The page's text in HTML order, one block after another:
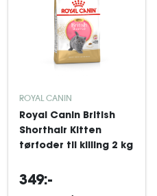
ROYAL CANIN
Royal Canin British
Shorthair Kitten
tørfoder til killing 2 kg
349:-